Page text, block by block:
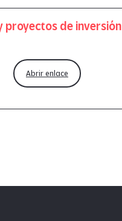
proyectos de inversión
Abrir enlace